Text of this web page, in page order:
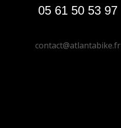
05 61 50 53 97
contact@atlantabike.fr